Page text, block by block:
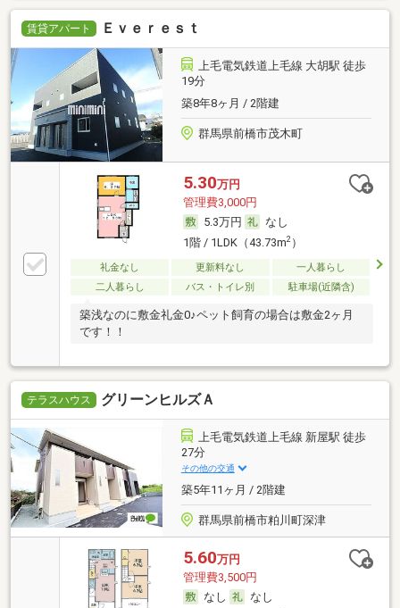
賃貸アパート Ｅｖｅｒｅｓｔ
上毛電気鉄道上毛線 大胡駅 徒歩
19分
築8年8ヶ月 / 2階建
群馬県前橋市茂木町
5.30万円
管理費3,000円
5.3万円
なし
1階 / 1LDK（43.73m2）
礼金なし 更新料なし
一人暮らし
二人暮らし
バス・トイレ別 駐車場(近隣含)
築浅なのに敷金礼金0♪ペット飼育の場合は敷金2ヶ月
です！！
テラスハウス グリーンヒルズＡ
上毛電気鉄道上毛線 新屋駅 徒歩
27分
その他の交通
築5年11ヶ月 / 2階建
群馬県前橋市粕川町深津
5.60万円
管理費3,500円
なし
なし